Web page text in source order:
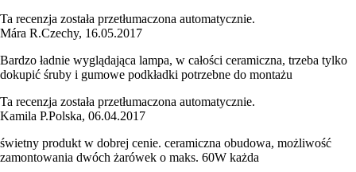
Ta recenzja została przetłumaczona automatycznie.
Mára R.Czechy, 16.05.2017
Bardzo ładnie wyglądająca lampa, w całości ceramiczna, trzeba tylko
dokupić śruby i gumowe podkładki potrzebne do montażu
Ta recenzja została przetłumaczona automatycznie.
Kamila P.Polska, 06.04.2017
świetny produkt w dobrej cenie. ceramiczna obudowa, możliwość
zamontowania dwóch żarówek o maks. 60W każda